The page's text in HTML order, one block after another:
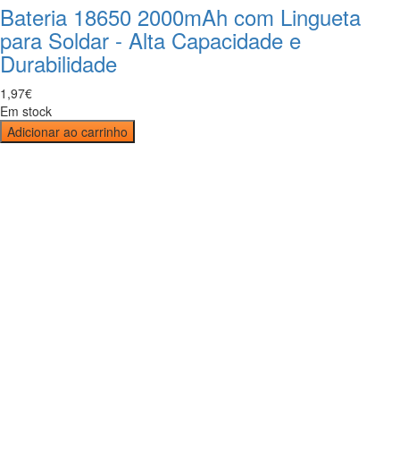
Bateria 18650 2000mAh com Lingueta
para Soldar - Alta Capacidade e
Durabilidade
1 ,97€
Em stock
Adicionar ao carrinho